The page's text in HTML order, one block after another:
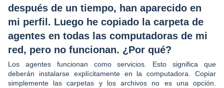
después de un tiempo, han aparecido en
mi perfil. Luego he copiado la carpeta de
agentes en todas las computadoras de mi
red, pero no funcionan. ¿Por qué?
Los agentes funcionan como servicios. Esto significa que
deberán instalarse explícitamente en la computadora. Copiar
simplemente las carpetas y los archivos no es una opción.